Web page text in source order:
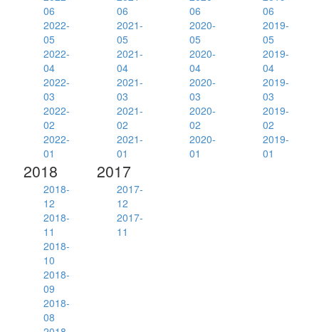
06
2022-
05
2022-
04
2022-
03
2022-
02
2022-
01
06
2021-
05
2021-
04
2021-
03
2021-
02
2021-
01
06
2020-
05
2020-
04
2020-
03
2020-
02
2020-
01
06
2019-
05
2019-
04
2019-
03
2019-
02
2019-
01
2018
2018-
12
2018-
11
2018-
10
2018-
09
2018-
08
2017
2017-
12
2017-
11